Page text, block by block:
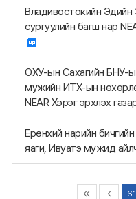
Владивостокийн Эдийн
сургуулийн багш нар
ОХУ-ын Сахагийн БНУ-
мужийн ИТХ-ын
NEAR Хэрэг эрхлэх
Ерөнхий нарийн
яаги, Ивуатэ мужид
61